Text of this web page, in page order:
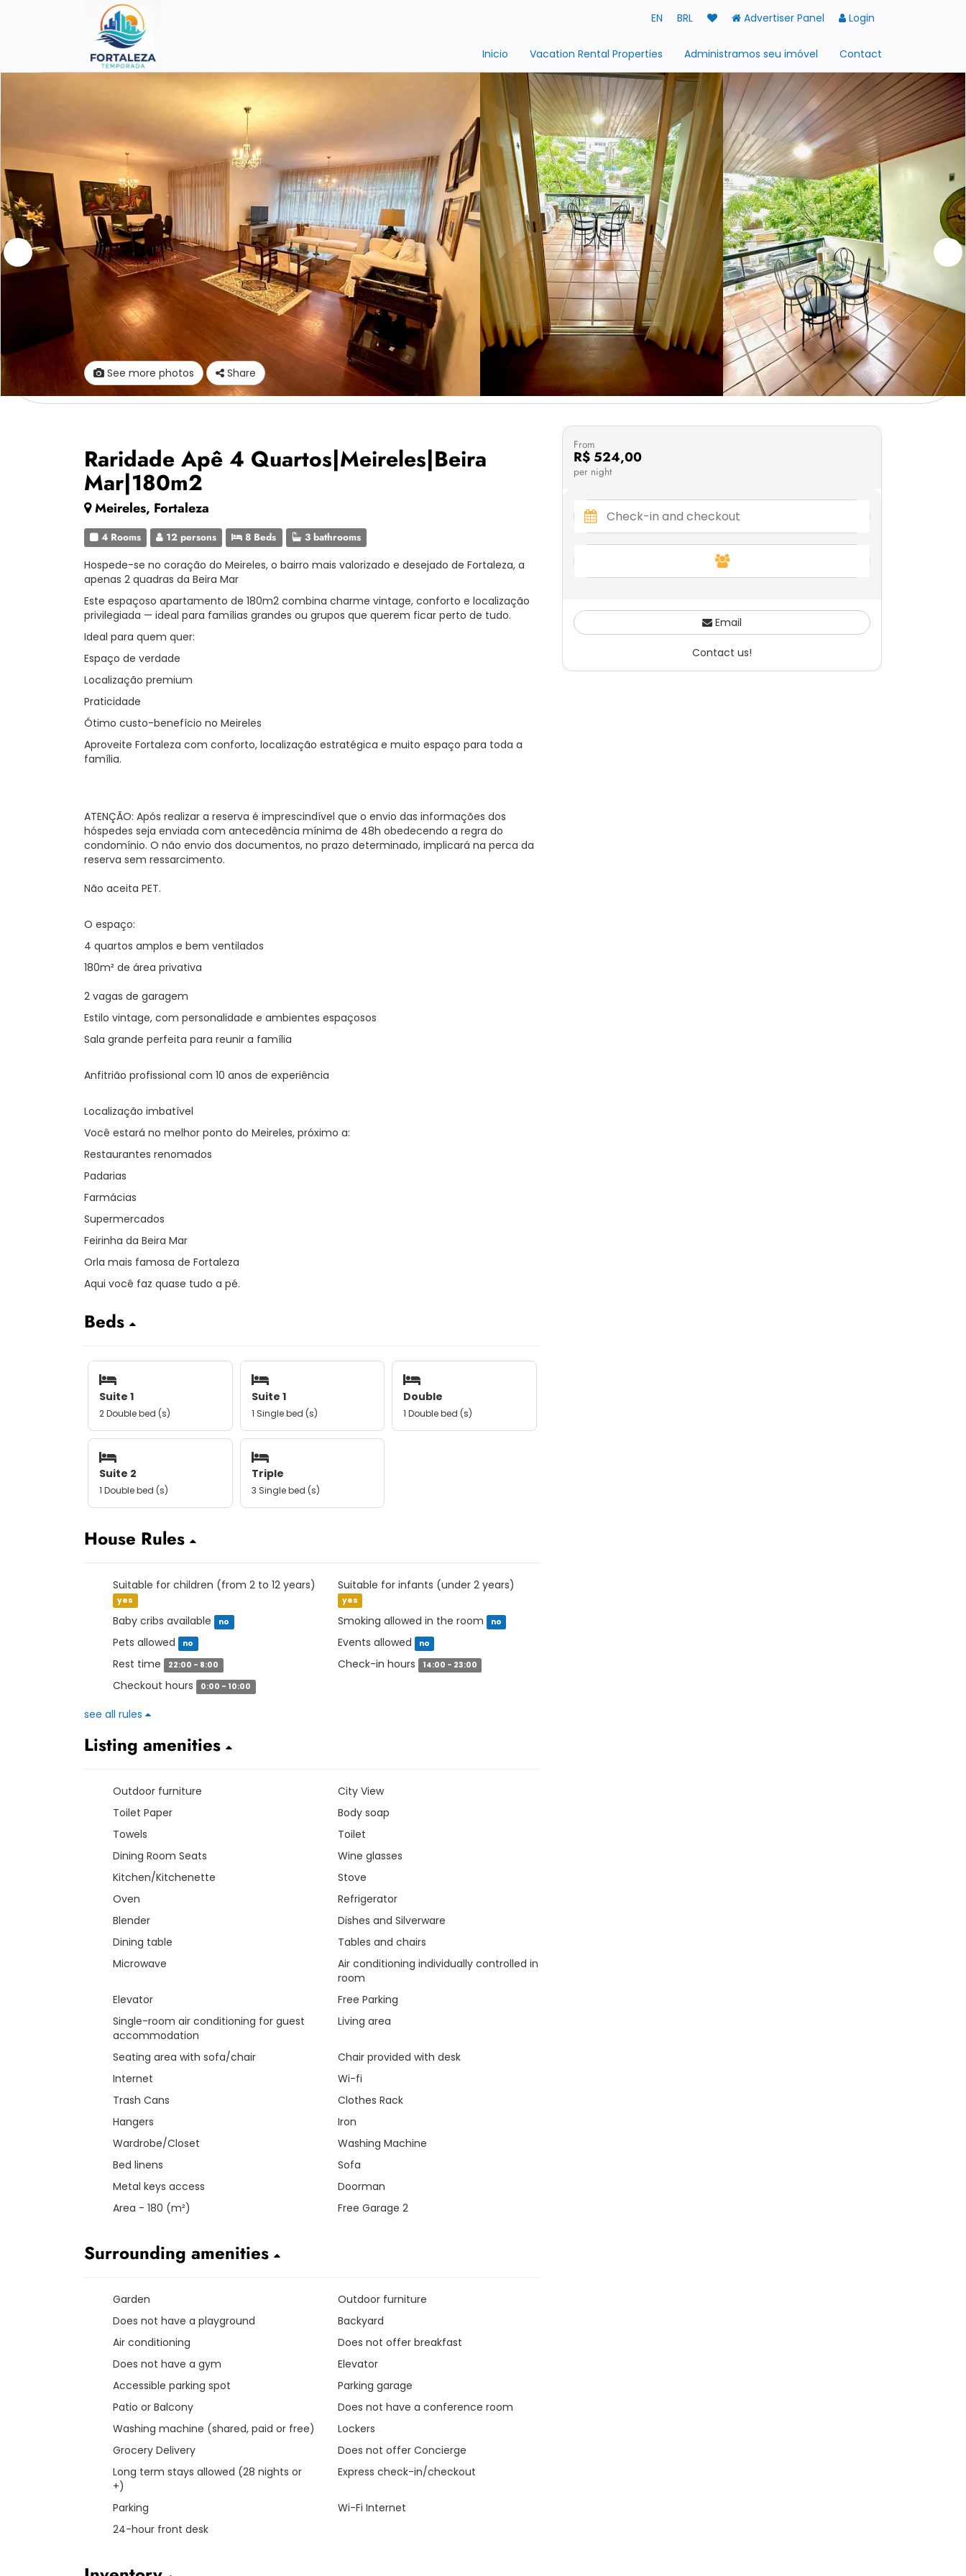
EN BRL Advertiser Panel Login
Inicio Vacation Rental Properties Administramos seu imóvel Contact
See more photos Share
Raridade Apê 4 Quartos|Meireles|Beira
Mar|180m2
Meireles, Fortaleza
4 Rooms 12 persons 8 Beds 3 bathrooms
Hospede-se no coração do Meireles, o bairro mais valorizado e desejado de Fortaleza, a
apenas 2 quadras da Beira Mar
Este espaçoso apartamento de 180m2 combina charme vintage, conforto e localização
privilegiada — ideal para famílias grandes ou grupos que querem ficar perto de tudo.
Ideal para quem quer:
Espaço de verdade
Localização premium
Praticidade
Ótimo custo-benefício no Meireles
Aproveite Fortaleza com conforto, localização estratégica e muito espaço para toda a
família.
ATENÇÃO: Após realizar a reserva é imprescindível que o envio das informações dos
hóspedes seja enviada com antecedência mínima de 48h obedecendo a regra do
condomínio. O não envio dos documentos, no prazo determinado, implicará na perca da
reserva sem ressarcimento.
Não aceita PET.
O espaço:
4 quartos amplos e bem ventilados
180m² de área privativa
2 vagas de garagem
Estilo vintage, com personalidade e ambientes espaçosos
Sala grande perfeita para reunir a família
Anfitrião profissional com 10 anos de experiência
Localização imbatível
Você estará no melhor ponto do Meireles, próximo a:
Restaurantes renomados
Padarias
Farmácias
Supermercados
Feirinha da Beira Mar
Orla mais famosa de Fortaleza
Aqui você faz quase tudo a pé.
Beds
Suite 1
2 Double bed (s)
Suite 1
1 Single bed (s)
Double
1 Double bed (s)
Suite 2
1 Double bed (s)
Triple
3 Single bed (s)
House Rules
Suitable for children (from 2 to 12 years)
yes
Suitable for infants (under 2 years)
yes
Baby cribs available no Smoking allowed in the room no
Pets allowed no Events allowed no
Rest time 22:00 - 8:00 Check-in hours 14:00 - 23:00
Checkout hours 0:00 - 10:00
see all rules
Listing amenities
Outdoor furniture
City View
Toilet Paper
Body soap
Towels
Toilet
Dining Room Seats
Wine glasses
Kitchen/Kitchenette
Stove
Oven
Refrigerator
Blender
Dishes and Silverware
Dining table
Tables and chairs
Microwave
Air conditioning individually controlled in
room
Elevator
Free Parking
Single-room air conditioning for guest
accommodation
Living area
Seating area with sofa/chair
Chair provided with desk
Internet
Wi-fi
Trash Cans
Clothes Rack
Hangers
Iron
Wardrobe/Closet
Washing Machine
Bed linens
Sofa
Metal keys access
Doorman
Area - 180 (m²)
Free Garage 2
Surrounding amenities
Garden
Outdoor furniture
Does not have a playground
Backyard
Air conditioning
Does not offer breakfast
Does not have a gym
Elevator
Accessible parking spot
Parking garage
Patio or Balcony
Does not have a conference room
Washing machine (shared, paid or free)
Lockers
Grocery Delivery
Does not offer Concierge
Long term stays allowed (28 nights or
+)
Express check-in/checkout
Parking
Wi-Fi Internet
24-hour front desk
From
R$ 524,00
per night
Email
Contact us!